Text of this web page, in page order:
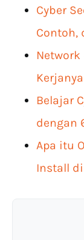
Cyber
Contoh,
Network
Kerjanya
Belajar
dengan
Apa itu
Install